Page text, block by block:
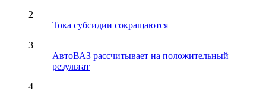
2
Тока субсидии сокращаются
3
АвтоВАЗ рассчитывает на положительный
результат
4